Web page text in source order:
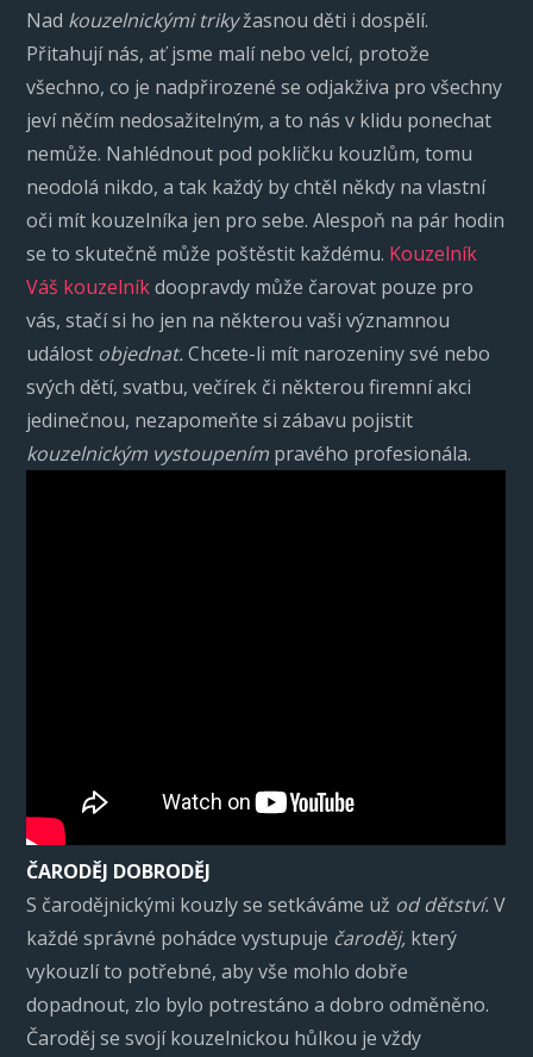
Nad kouzelnickými trikyžasnou děti i dospělí.
Přitahují nás, ať jsme malí nebo velcí, protože
všechno, co je nadpřirozené se odjakživa pro všechny
jeví něčím nedosažitelným, a to nás v klidu ponechat
nemůže. Nahlédnout pod pokličku kouzlům, tomu
neodolá nikdo, a tak každý by chtěl někdy na vlastní
oči mít kouzelníka jen pro sebe. Alespoň na pár hodin
se to skutečně může poštěstit každému. Kouzelník
Váš kouzelníkdoopravdy může čarovat pouze pro
vás, stačí si ho jen na některou vaši významnou
událost objednat. Chcete-li mít narozeniny své nebo
svých dětí, svatbu, večírek či některou firemní akci
jedinečnou, nezapomeňte si zábavu pojistit
kouzelnickým vystoupením pravého profesionála.
ČARODĚJ DOBRODĚJ
S čarodějnickými kouzly se setkáváme už od dětství. V
každé správné pohádce vystupuje čaroděj, který
vykouzlí to potřebné, aby vše mohlo dobře
dopadnout, zlo bylo potrestáno a dobro odměněno.
Čaroděj se svojí kouzelnickou hůlkou je vždy